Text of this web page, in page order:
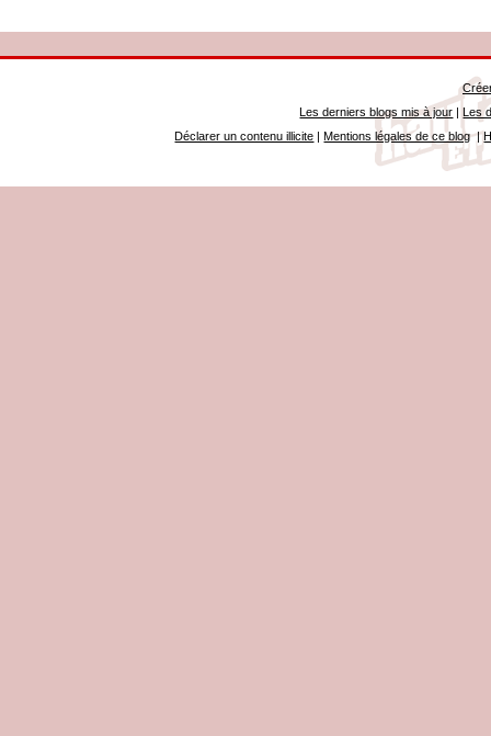
Les derniers blogs mis à jour |Les
Déclarer un contenu illicite |Mentions légales de ce blog|